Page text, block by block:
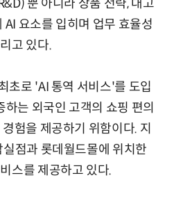
뿐 아니라 상품 전략, 대고
AI 요소를 입히며 업무 효율성
고 있다.
초로 'AI 통역 서비스'를 도입
는 외국인 고객의 쇼핑 편의
험을 제공하기 위함이다. 지
점과 롯데월드몰에 위치한
스를 제공하고 있다.